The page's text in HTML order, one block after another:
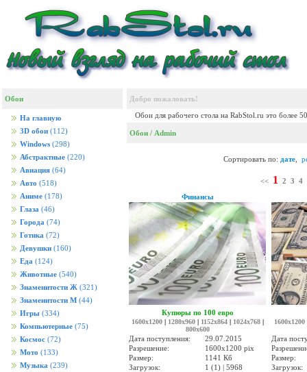
Обои
На главную
3D обои (112)
Windows (298)
Абстрактные (220)
Авиация (64)
Авто (518)
Аниме (178)
Глаза (46)
Города (74)
Готика (72)
Девушки (160)
Еда (124)
Животные (540)
Знаменитости Ж (321)
Знаменитости М (44)
Игры (334)
Компьютерные (75)
Космос (72)
Мото (133)
Музыка (239)
Добро пожаловать!
Обои для рабочего стола на RabStol.ru это более
Обои / Admin
Сортировать по: дате
<< 1 2 3 4
Финансы
Купюры по 100 евро
1600x1200| 1280x960| 1152x864| 1024x768|
800x600
Дата поступления:
29.07.2015
Разрешение:
1600x1200 pix
Размер:
1141 Кб
Загрузок:
1 (1) | 5968
1600x1200
Дата
Размер:
Загрузок: